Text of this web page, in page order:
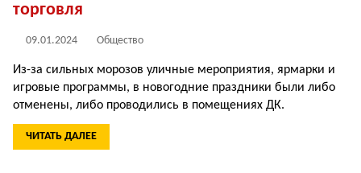
торговля
09.01.2024 Общество
Из-за сильных морозов уличные мероприятия, ярмарки и
игровые программы, в новогодние праздники были либо
отменены, либо проводились в помещениях ДК.
ЧИТАТЬ ДАЛЕЕ